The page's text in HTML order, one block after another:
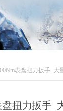
表盘扭力扳手_大
盘扭力扳手_